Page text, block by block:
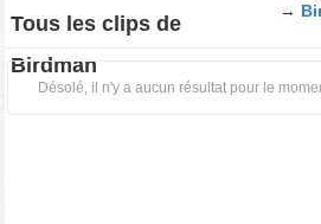
→
Tous les clips de
Birdman
Désolé, il n'y a aucun résultat pour le